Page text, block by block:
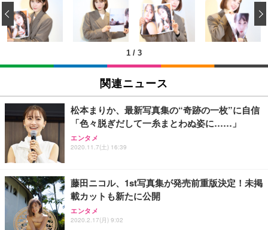
い 跳ね上げ式アームレスト コンパクト 約105度ロッ
キング pc 事務椅子 360度回転 座面昇降 強化ナイロ
ン樹脂ベース 通気性メッシュ 在宅ワーク H-WY01
(黒網+黒枠+黒足)
￥5,699
SIHOO B100 オフィスチェア／デスクチェア メッシ
ュチェア 人間工学 疲れない ブラック
￥27,999
Sezlife オフィスチェア デスクチェア 疲れない テレ
ワーク チェア 強化バックレスト 30度ロッキング機
能 人間工学 椅子 腰サポート 90度跳ね上げ式アーム
務用 おしゃれ パソコンチェア (ブラック)
Sezlife オフィスチェア デスクチェア 疲れない テレ
ワーク チェア 強化バックレスト 30度ロッキング機
能 人間工学 椅子 腰サポート 90度跳ね上げ式アーム
EV3240X-WT | 31.5型4K UHD・USB Type-C・ホワ
イト
￥105,595
EIZO ビジネス向けプレミアムモニター | FlexScan
￥109,572
【純正品】27"ゲーミングモニター DualSense 充電
フック付き（CFI-ZDM1J）
【整備済み品】Dell E2724HS 27インチ 液晶モニタ
ー フルHD（1920×1080）VA 非光沢 HDMI/DisplayP
ort/VGA スピーカー内蔵 高さ調整 スイベル VESA対
回使い捨て 無香料 ホワイト 300枚
￥3,373
Amazonベーシック ペットシーツ 厚型 ワイド 42枚
x2袋(84枚) ホワイト(吸収面:ライトブルー)
￥3,234
ネオ・ルーライフ ネオ・オムツ L 中型犬用 26枚入
り 単品
Smart Basic(スマートベーシック) 【Amazon.co.jp
限定】 Smart Basic アイリスオーヤマ ペットシーツ
超厚型 お徳用 ワイド 100枚入 (x 1) (ケース販売)
1 / 3
‹
関連ニュース
松本まりか、最新写真集の“奇跡の一枚”に自信
「色々脱ぎだして一糸まとわぬ姿に……」
エンタメ
2020.11.7(土) 16:39
藤田ニコル、1st写真集が発売前重版決定！未掲
載カットも新たに公開
エンタメ
2020.2.17(月) 9:02